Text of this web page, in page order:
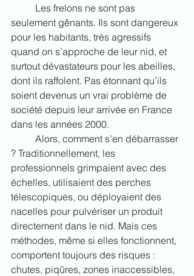
seulement gênants. Ils sont dangereux
pour les habitants, très agressifs
quand on s’approche de leur nid, et
surtout dévastateurs pour les abeilles,
dont ils raffolent. Pas étonnant qu’ils
soient devenus un vrai problème de
société depuis leur arrivée en France
dans les années 2000.
? Traditionnellement, les
professionnels grimpaient avec des
échelles, utilisaient des perches
télescopiques, ou déployaient des
nacelles pour pulvériser un produit
directement dans le nid. Mais ces
méthodes, même si elles fonctionnent,
comportent toujours des risques :
chutes, piqûres, zones inaccessibles,